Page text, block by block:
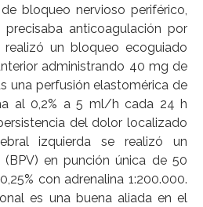
bloqueo nervioso periférico,
anticoagulación por
realizó un bloqueo ecoguiado
administrando 40 mg de
una perfusión elastomérica de
al 0,2% a 5 ml/h cada 24 h
del dolor localizado
izquierda se realizó un
en punción única de 50
con adrenalina 1:200.000.
es una buena aliada en el